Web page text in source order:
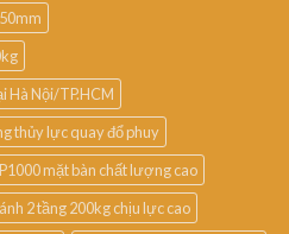
Hà Nội/TP.HCM
thủy lực quay đổ phuy
mặt bàn chất lượng cao
2 tầng 200kg chịu lực cao